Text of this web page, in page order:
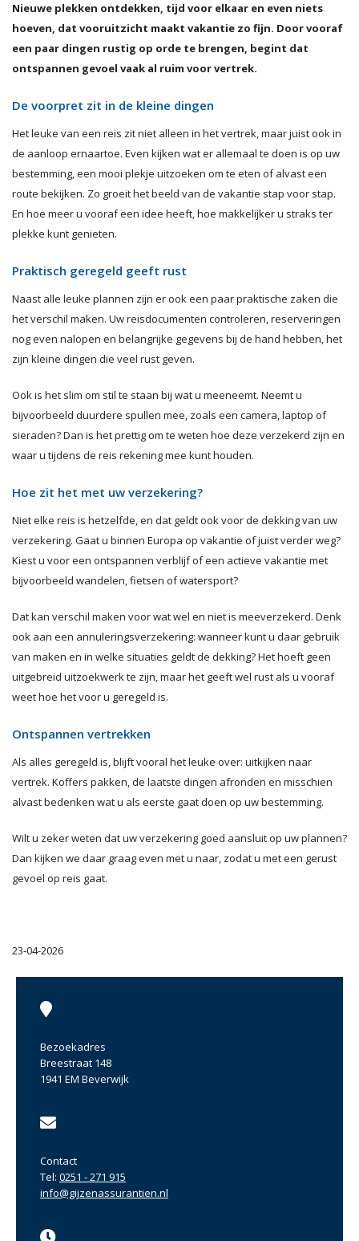
Nieuwe plekken ontdekken, tijd voor elkaar en even niets
hoeven, dat vooruitzicht maakt vakantie zo fijn. Door vooraf
een paar dingen rustig op orde te brengen, begint dat
ontspannen gevoel vaak al ruim voor vertrek.
De voorpret zit in de kleine dingen
Het leuke van een reis zit niet alleen in het vertrek, maar juist ook in
de aanloop ernaartoe. Even kijken wat er allemaal te doen is op uw
bestemming, een mooi plekje uitzoeken om te eten of alvast een
route bekijken. Zo groeit het beeld van de vakantie stap voor stap.
En hoe meer u vooraf een idee heeft, hoe makkelijker u straks ter
plekke kunt genieten.
Praktisch geregeld geeft rust
Naast alle leuke plannen zijn er ook een paar praktische zaken die
het verschil maken. Uw reisdocumenten controleren, reserveringen
nog even nalopen en belangrijke gegevens bij de hand hebben, het
zijn kleine dingen die veel rust geven.
Ook is het slim om stil te staan bij wat u meeneemt. Neemt u
bijvoorbeeld duurdere spullen mee, zoals een camera, laptop of
sieraden? Dan is het prettig om te weten hoe deze verzekerd zijn en
waar u tijdens de reis rekening mee kunt houden.
Hoe zit het met uw verzekering?
Niet elke reis is hetzelfde, en dat geldt ook voor de dekking van uw
verzekering. Gaat u binnen Europa op vakantie of juist verder weg?
Kiest u voor een ontspannen verblijf of een actieve vakantie met
bijvoorbeeld wandelen, fietsen of watersport?
Dat kan verschil maken voor wat wel en niet is meeverzekerd. Denk
ook aan een annuleringsverzekering: wanneer kunt u daar gebruik
van maken en in welke situaties geldt de dekking? Het hoeft geen
uitgebreid uitzoekwerk te zijn, maar het geeft wel rust als u vooraf
weet hoe het voor u geregeld is.
Ontspannen vertrekken
Als alles geregeld is, blijft vooral het leuke over: uitkijken naar
vertrek. Koffers pakken, de laatste dingen afronden en misschien
alvast bedenken wat u als eerste gaat doen op uw bestemming.
Wilt u zeker weten dat uw verzekering goed aansluit op uw plannen?
Dan kijken we daar graag even met u naar, zodat u met een gerust
gevoel op reis gaat.
23-04-2026
Bezoekadres
Breestraat 148
1941 EM Beverwijk
Contact
Tel: 0251 - 271 915
info@gijzenassurantien.nl